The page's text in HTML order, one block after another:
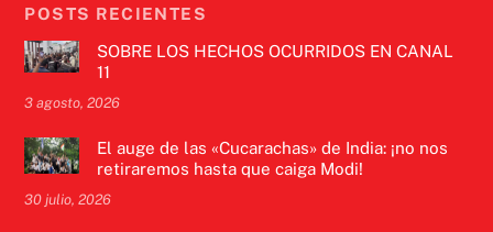
POSTS RECIENTES
SOBRE LOS HECHOS OCURRIDOS EN CANAL
11
3 agosto, 2026
El auge de las «Cucarachas» de India: ¡no nos
retiraremos hasta que caiga Modi!
30 julio, 2026